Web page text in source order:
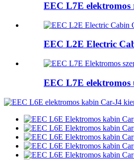
EEC L7E
EEC L2E Electric
EEC L7E elektromos